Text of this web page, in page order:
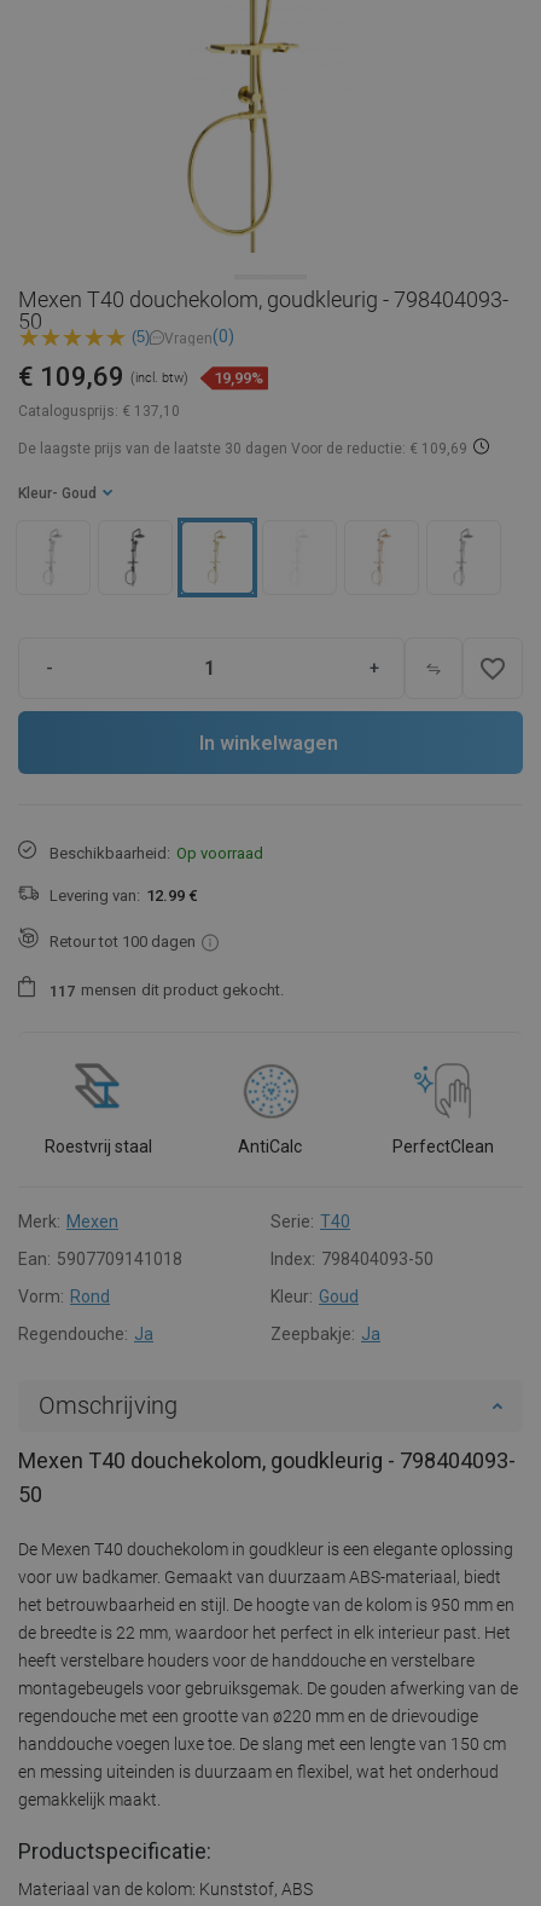
Mexen T40 douchekolom, goudkleurig - 798404093-
50
(5) Vragen(0)
Catalogusprijs: € 137,10
€ 109,69 (incl. btw) 19,99%
De laagste prijs van de laatste 30 dagen Voor de reductie: € 109,69
Kleur - Goud
- + favorite_border
In winkelwagen
Beschikbaarheid: Op voorraad
Levering van: 12.99 €
Retour tot 100 dagen
1 1 7 mensen dit product gekocht.
Roestvrij staal AntiCalc PerfectClean
Merk: Mexen Serie: T40
Ean: 5907709141018 Index: 798404093-50
Vorm: Rond Kleur: Goud
Regendouche: Ja Zeepbakje: Ja
Omschrijving
Mexen T40 douchekolom, goudkleurig - 798404093-
50
De Mexen T40 douchekolom in goudkleur is een elegante oplossing
voor uw badkamer. Gemaakt van duurzaam ABS-materiaal, biedt
het betrouwbaarheid en stijl. De hoogte van de kolom is 950 mm en
de breedte is 22 mm, waardoor het perfect in elk interieur past. Het
heeft verstelbare houders voor de handdouche en verstelbare
montagebeugels voor gebruiksgemak. De gouden afwerking van de
regendouche met een grootte van ø220 mm en de drievoudige
handdouche voegen luxe toe. De slang met een lengte van 150 cm
en messing uiteinden is duurzaam en flexibel, wat het onderhoud
gemakkelijk maakt.
Productspecificatie:
Materiaal van de kolom: Kunststof, ABS